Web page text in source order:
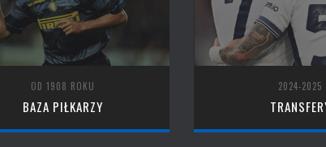
OD 1908 ROKU
BAZA PIŁKARZY
2024-2025